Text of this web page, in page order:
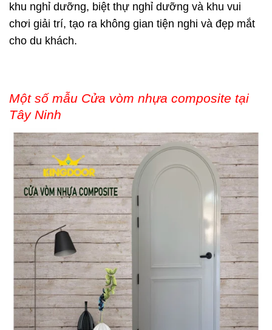
khu nghỉ dưỡng, biệt thự nghỉ dưỡng và khu vui
chơi giải trí, tạo ra không gian tiện nghi và đẹp mắt
cho du khách.
Một số mẫu Cửa vòm nhựa composite tại
Tây Ninh